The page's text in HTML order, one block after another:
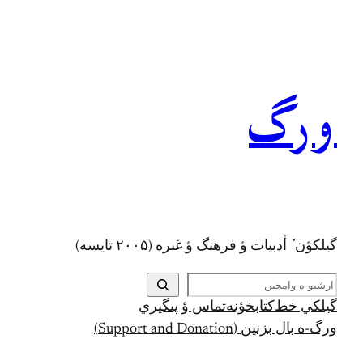
ورگ
گيلکؤن ٚ أدبیات ؤ فرهنگ ؤ غىره (۲۰۰۵ تايسه)
ج
س
ت
ج
گيلکي خط کتابخؤنهتماس ؤ پىگيري
ورگ-ه بال بزنين (Support and Donation)